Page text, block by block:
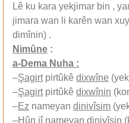
Lê ku kara yekjimar bin ,
jimara wan li karên wan
dimînin) .
Nimûne :
a-Dema Nuha :
–Şagirtpirtûkê dixwîne
–Şagirtpirtûkê dixwînin
–Ez nameyan dinivîsim
–Hûn jî nameyan dinivîsin